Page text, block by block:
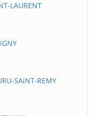
LAURENT
SAiNT-REMY